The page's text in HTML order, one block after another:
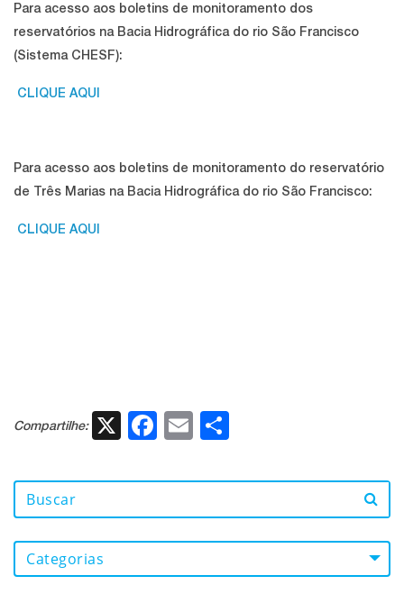
Para acesso aos boletins de monitoramento dos
reservatórios na Bacia Hidrográfica do rio São Francisco
(Sistema CHESF):
CLIQUE AQUI
Para acesso aos boletins de monitoramento do reservatório
de Três Marias na Bacia Hidrográfica do rio São Francisco:
CLIQUE AQUI
Compartilhe: X Facebook
Email
Categorias